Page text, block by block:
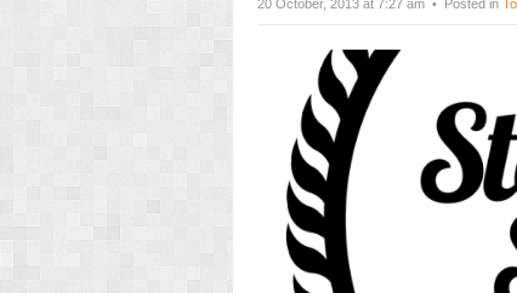
20 October, 2013 at 7:27 am • Posted in